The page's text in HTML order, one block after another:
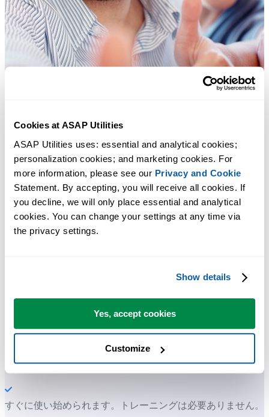
Cookies at ASAP Utilities
ASAP Utilities uses: essential and analytical cookies;
personalization cookies; and marketing cookies. For
more information, please see our Privacy and Cookie
Statement. By accepting, you will receive all cookies. If
you decline, we will only place essential and analytical
cookies. You can change your settings at any time via
the privacy settings.
Show details
Yes, accept cookies
Customize
Excel の作業をもっと速く、もっと簡単
ASAP Utilities は、時間を節約し、Excel だけではできないこ
を可能にします。
すぐに使い始められます。トレーニングは必要ありません。